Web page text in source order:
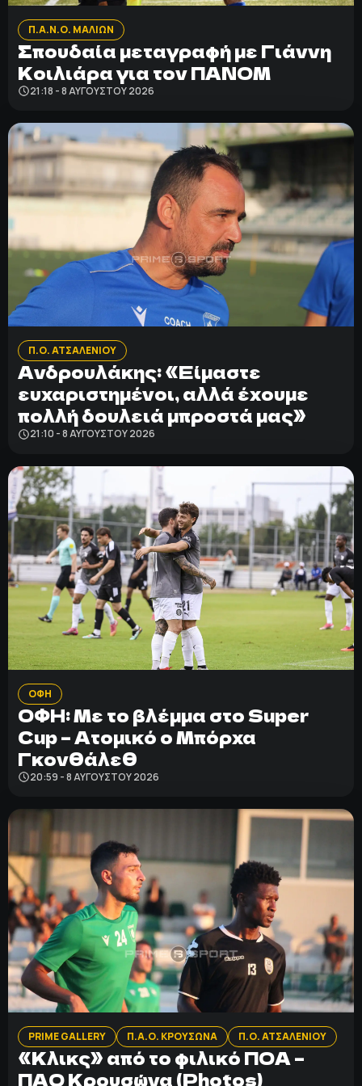
Π.Α.Ν.Ο. ΜΑΛΙΩΝ
Σπουδαία μεταγραφή με Γιάννη
Κοιλιάρα για τον ΠΑΝΟΜ
21:18 - 8 ΑΥΓΟΎΣΤΟΥ 2026
Π.Ο. ΑΤΣΑΛΕΝΙΟΥ
Ανδρουλάκης: «Είμαστε
ευχαριστημένοι, αλλά έχουμε
πολλή δουλειά μπροστά μας»
21:10 - 8 ΑΥΓΟΎΣΤΟΥ 2026
ΟΦΗ
ΟΦΗ: Με το βλέμμα στο Super
Cup – Ατομικό ο Μπόρχα
Γκονθάλεθ
20:59 - 8 ΑΥΓΟΎΣΤΟΥ 2026
PRIME GALLERY Π.Α.Ο. ΚΡΟΥΣΩΝΑ Π.Ο. ΑΤΣΑΛΕΝΙΟΥ
«Κλικς» από το φιλικό ΠΟΑ –
ΠΑΟ Κρουσώνα (Photos)